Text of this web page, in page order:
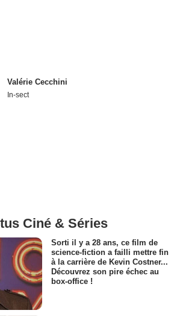
Valérie Cecchini
In-sect
Ciné & Séries
Sorti il y a 28 ans, ce film de
science-fiction a failli mettre fin
à la carrière de Kevin Costner...
Découvrez son pire échec au
box-office !